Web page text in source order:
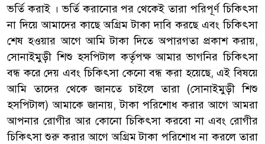
ভর্তি করাই । ভর্তি করানোর পর থেকেই তারা পরিপূর্ণ চিকিৎসা
না দিয়ে আমাদের কাছে অগ্রিম টাকা দাবি করছে এবং চিকিৎসা
শেষ হওয়ার আগে আমি টাকা দিতে অপারগতা প্রকাশ করায়,
সোনাইমুড়ী শিশু হসপিটাল কর্তৃপক্ষ আমার ভাগনির চিকিৎসা
বন্ধ করে দেয় এবং চিকিৎসা কেনো বন্ধ করা হয়েছে, এই বিষয়ে
আমি তাদের থেকে জানতে চাইলে তারা (সোনাইমুড়ী শিশু
হসপিটাল) আমাকে জানায়, টাকা পরিশোধ করার আগে আমরা
আপনার রোগীর আর কোনো চিকিৎসা করবো না এবং রোগীর
চিকিৎসা শুরু করার আগে অগ্রিম টাকা পরিশোধ না করলে তারা